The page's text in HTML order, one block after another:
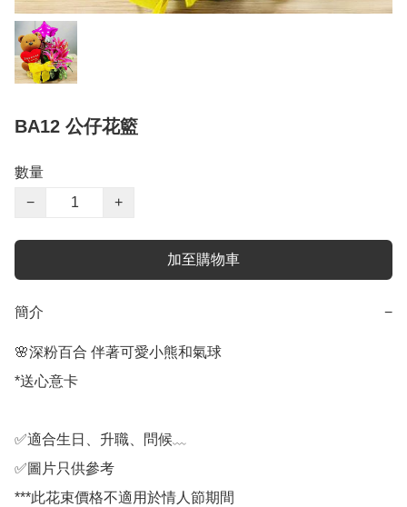
BA12 公仔花籃
數量
−
+
加至購物車
簡介 −
🌸深粉百合 伴著可愛小熊和氣球
*送心意卡
✅適合生日、升職、問候﹏
✅圖片只供參考
***此花束價格不適用於情人節期間